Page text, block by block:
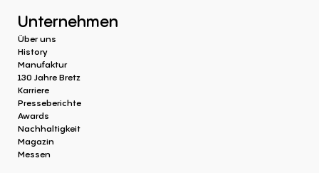
Unternehmen
Über uns
History
Manufaktur
130 Jahre Bretz
Karriere
Presseberichte
Awards
Nachhaltigkeit
Magazin
Messen